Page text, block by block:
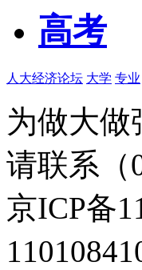
高考
人大经济论坛 大学 专业
为做大做
请联系（
京ICP备